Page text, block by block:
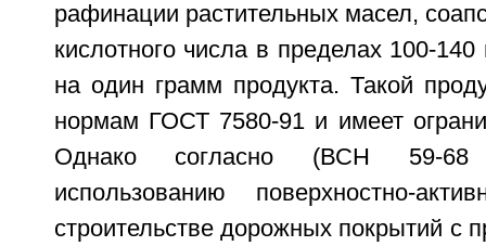
рафинации растительных масел,
кислотного числа в пределах 100-140
на один грамм продукта. Такой
нормам ГОСТ 7580-91 и имеет
Однако согласно (ВСН 59-68
использованию поверхностно-
строительстве дорожных покрытий с